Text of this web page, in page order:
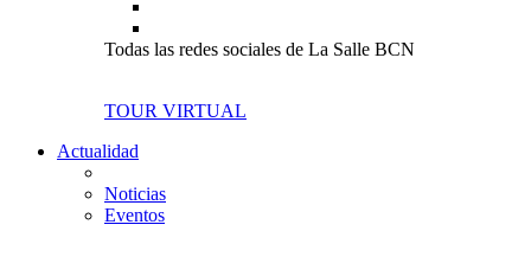
Todas las redes sociales de La Salle BCN
TOUR VIRTUAL
Actualidad
Noticias
Eventos